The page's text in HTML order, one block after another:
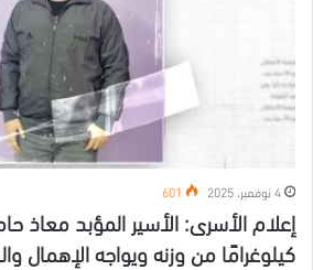
4 نوفمبر، 2025 601
كيلوغرامًا من وزنه ويواجه